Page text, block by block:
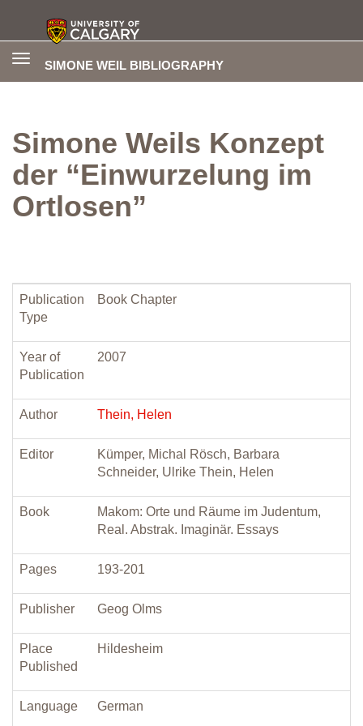
SIMONE WEIL BIBLIOGRAPHY
Toggle
Simone Weils Konzept
der “Einwurzelung im
Ortlosen”
Publication
Type
Book Chapter
Year of
Publication
2007
Author Thein, Helen
Editor
Kümper, Michal Rösch, Barbara
Schneider, Ulrike Thein, Helen
Book
Makom: Orte und Räume im Judentum,
Real. Abstrak. Imaginär. Essays
Pages 193-201
Publisher Geog Olms
Place
Published
Hildesheim
Language German